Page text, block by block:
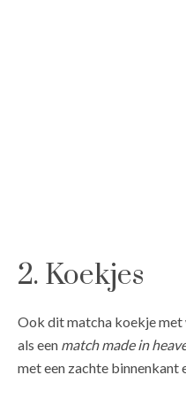
2. Koekjes
Ook dit matcha koekje
als een match made in
met een zachte binnenkant